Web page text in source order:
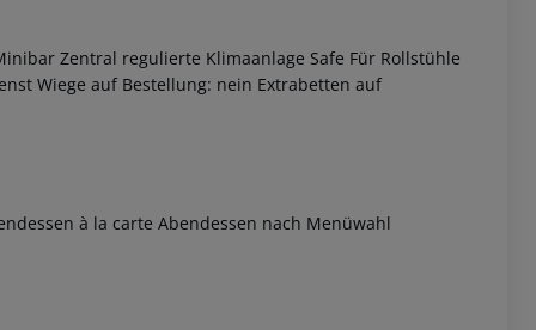
Zentral regulierte Klimaanlage Safe Für Rollstühle
Wiege auf Bestellung: nein Extrabetten auf
à la carte Abendessen nach Menüwahl